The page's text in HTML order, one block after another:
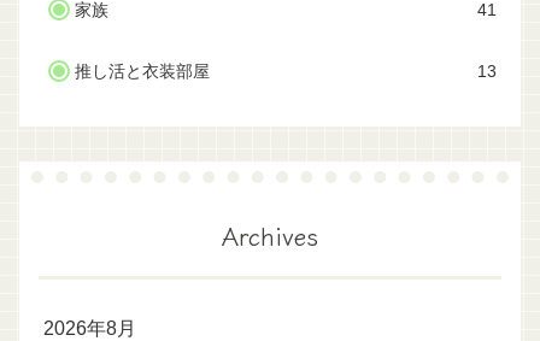
家族 41
推し活と衣装部屋 13
Archives
2026年8月